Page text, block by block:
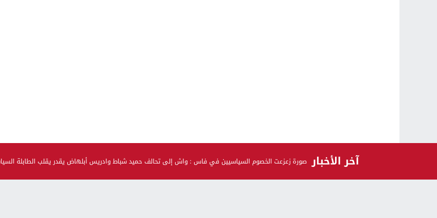
صحة و جمال
آخر الأخبار صورة زعزعت الخصوم السياسيين في فاس : واش إلى تحالف حميد شباط وادريس أبلهاض يقدر يقلب الطابلة